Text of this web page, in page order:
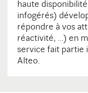
haute
infogérés)
répondre à vos
réactivité, …) en
service fait partie
Alteo.